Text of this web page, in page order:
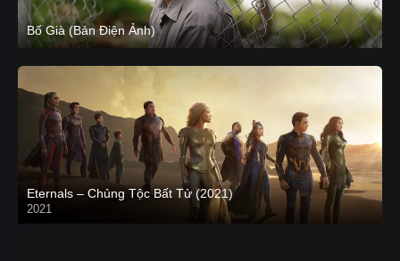
Bố Già (Bản Điện Ảnh)
Eternals – Chủng Tộc Bất Tử (2021)
2021
Trailer